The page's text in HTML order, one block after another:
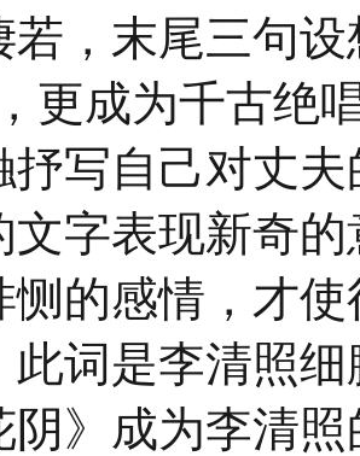
若，末尾三句
更成为千古
抒写自己对丈
文字表现新奇
恻的感情，才
此词是李清照
阴》成为李清